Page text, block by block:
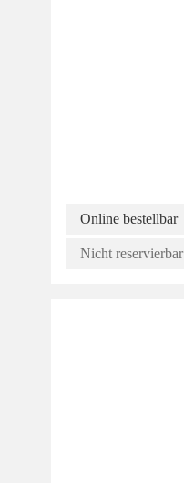
Online bestellbar
Nicht reservierbar